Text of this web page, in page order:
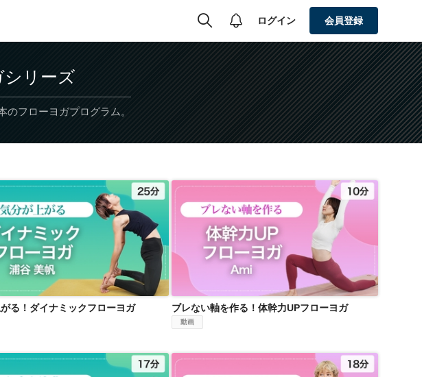
ログイン 会員登録
リーズ
フローヨガプログラム。
気分が上がる！ダイナミックフローヨガ
る！ダイナミックフローヨガ
ブレない軸を作る！体幹力UPフローヨガ
ブレない軸を作る！体幹力UPフローヨガ
動画